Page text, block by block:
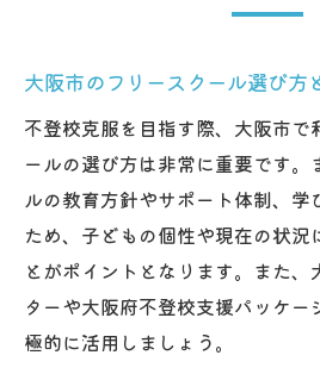
大阪市のフリースクール選び方
不登校克服を目指す際、大阪市で
ールの選び方は非常に重要です。
ルの教育方針やサポート体制、学
ため、子どもの個性や現在の状況
とがポイントとなります。また、
ターや大阪府不登校支援パッケ
極的に活用しましょう。